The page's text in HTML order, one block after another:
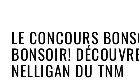
LE CONCOURS
BONSOIR!
NELLIGAN DU TNM